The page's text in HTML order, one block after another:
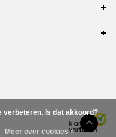
verbeteren. Is dat akkoord?
Meer over cookies »